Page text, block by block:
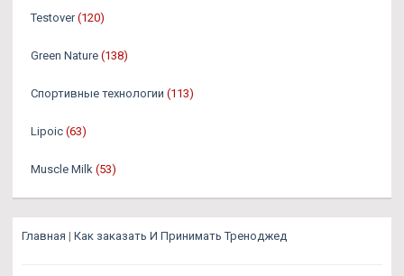
Testover (120)
Green Nature (138)
Спортивные технологии (113)
Lipoic (63)
Muscle Milk (53)
Главная | Как заказать И Принимать Треноджед